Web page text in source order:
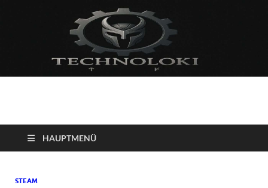
Technoloki: Gaming
und Entertainment
News
Blockbuster, Indie-Perlen und Retro-Klassiker.
HAUPTMENÜ
STEAM